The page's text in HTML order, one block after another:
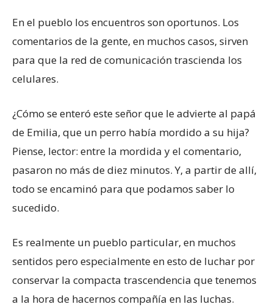
En el pueblo los encuentros son oportunos. Los
comentarios de la gente, en muchos casos, sirven
para que la red de comunicación trascienda los
celulares.
¿Cómo se enteró este señor que le advierte al papá
de Emilia, que un perro había mordido a su hija?
Piense, lector: entre la mordida y el comentario,
pasaron no más de diez minutos. Y, a partir de allí,
todo se encaminó para que podamos saber lo
sucedido.
Es realmente un pueblo particular, en muchos
sentidos pero especialmente en esto de luchar por
conservar la compacta trascendencia que tenemos
a la hora de hacernos compañía en las luchas.